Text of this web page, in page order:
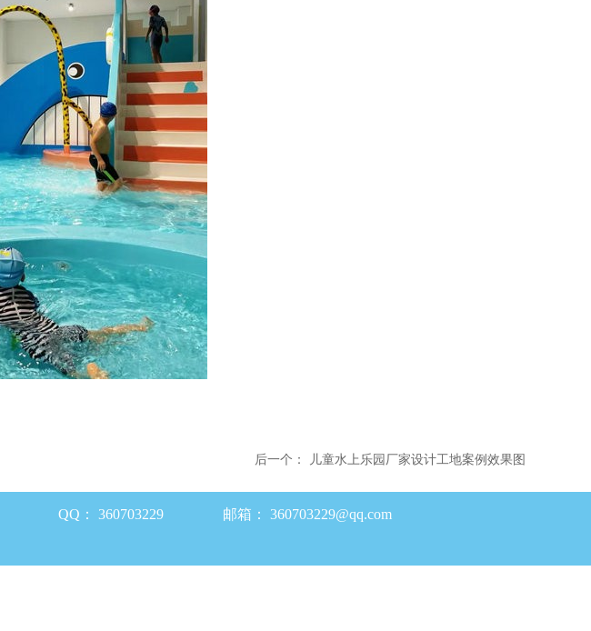
后一个： 儿童水上乐园厂家设计工地案例效果图
QQ： 360703229 邮箱： 360703229@qq.com